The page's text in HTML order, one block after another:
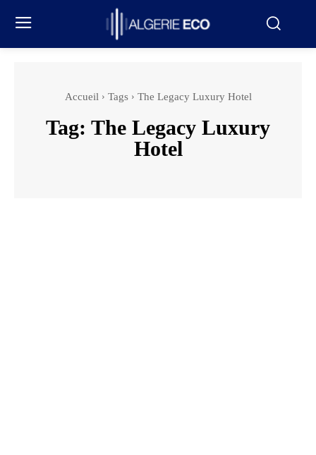
Accueil Tags The Legacy Luxury Hotel
Tag: The Legacy Luxury
Hotel